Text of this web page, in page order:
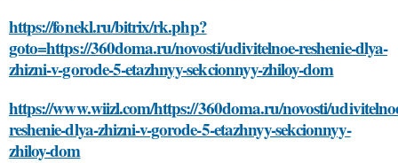
https://fonekl.ru/bitrix/rk.php?
goto=https://360doma.ru/novosti/udivitelnoe-reshenie-dlya-
zhizni-v-gorode-5-etazhnyy-sekcionnyy-zhiloy-dom
https://www.wiizl.com/https://360doma.ru/novosti/
reshenie-dlya-zhizni-v-gorode-5-etazhnyy-sekcionnyy-
zhiloy-dom